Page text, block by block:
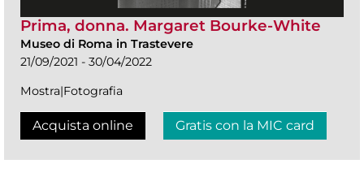
Prima, donna. Margaret Bourke-White
Museo di Roma in Trastevere
21/09/2021 - 30/04/2022
Mostra|Fotografia
Acquista online Gratis con la MIC card